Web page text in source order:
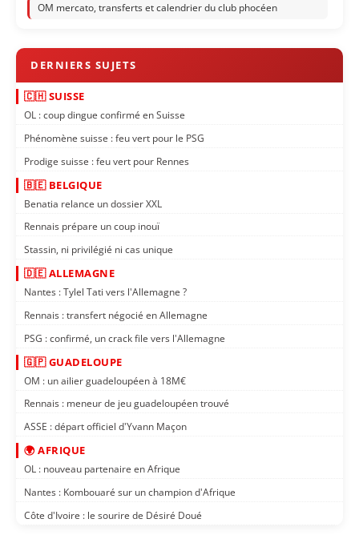
OM mercato, transferts et calendrier du club phocéen
🇨🇭 SUISSE
OL : coup dingue confirmé en Suisse
Phénomène suisse : feu vert pour le PSG
Prodige suisse : feu vert pour Rennes
🇧🇪 BELGIQUE
Benatia relance un dossier XXL
Rennais prépare un coup inouï
Stassin, ni privilégié ni cas unique
🇩🇪 ALLEMAGNE
Nantes : Tylel Tati vers l'Allemagne ?
Rennais : transfert négocié en Allemagne
PSG : confirmé, un crack file vers l'Allemagne
🇬🇵 GUADELOUPE
OM : un ailier guadeloupéen à 18M€
Rennais : meneur de jeu guadeloupéen trouvé
ASSE : départ officiel d'Yvann Maçon
🌍 AFRIQUE
OL : nouveau partenaire en Afrique
Nantes : Kombouaré sur un champion d'Afrique
Côte d'Ivoire : le sourire de Désiré Doué